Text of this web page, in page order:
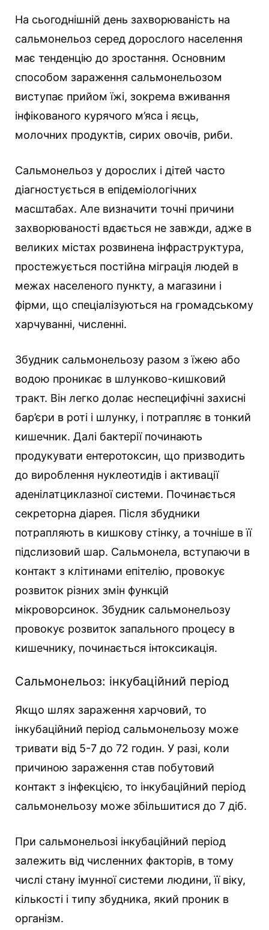
На сьогоднішній день захворюваність на
сальмонельоз серед дорослого населення
має тенденцію до зростання. Основним
способом зараження сальмонельозом
виступає прийом їжі, зокрема вживання
інфікованого курячого м’яса і яєць,
молочних продуктів, сирих овочів, риби.
Сальмонельоз у дорослих і дітей часто
діагностується в епідеміологічних
масштабах. Але визначити точні причини
захворюваності вдається не завжди, адже в
великих містах розвинена інфраструктура,
простежується постійна міграція людей в
межах населеного пункту, а магазини і
фірми, що спеціалізуються на громадському
харчуванні, численні.
Збудник сальмонельозу разом з їжею або
водою проникає в шлунково-кишковий
тракт. Він легко долає неспецифічні захисні
бар’єри в роті і шлунку, і потрапляє в тонкий
кишечник. Далі бактерії починають
продукувати ентеротоксин, що призводить
до вироблення нуклеотидів і активації
аденілатциклазної системи. Починається
секреторна діарея. Після збудники
потрапляють в кишкову стінку, а точніше в її
підслизовий шар. Сальмонела, вступаючи в
контакт з клітинами епітелію, провокує
розвиток різних змін функцій
мікроворсинок. Збудник сальмонельозу
провокує розвиток запального процесу в
кишечнику, починається інтоксикація.
Сальмонельоз: інкубаційний період
Якщо шлях зараження харчовий, то
інкубаційний період сальмонельозу може
тривати від 5-7 до 72 годин. У разі, коли
причиною зараження став побутовий
контакт з інфекцією, то інкубаційний період
сальмонельозу може збільшитися до 7 діб.
При сальмонельозі інкубаційний період
залежить від численних факторів, в тому
числі стану імунної системи людини, її віку,
кількості і типу збудника, який проник в
організм.